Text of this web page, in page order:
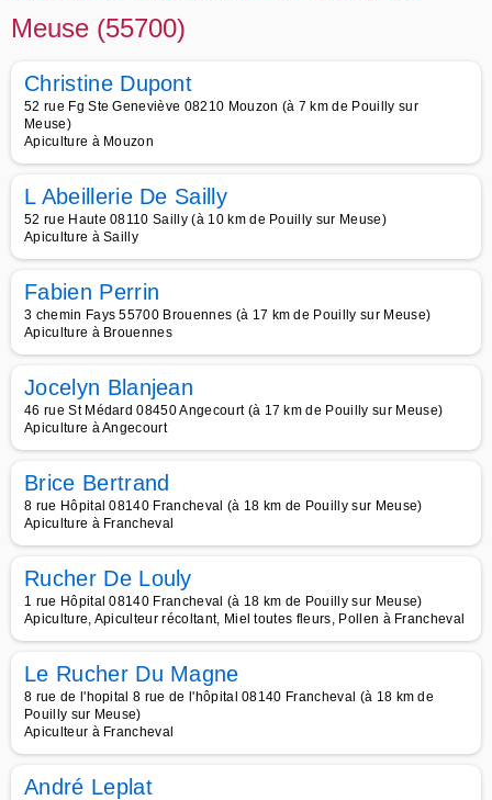
Meuse (55700)
Christine Dupont
52 rue Fg Ste Geneviève 08210 Mouzon (à 7 km de Pouilly sur
Meuse)
Apiculture à Mouzon
L Abeillerie De Sailly
52 rue Haute 08110 Sailly (à 10 km de Pouilly sur Meuse)
Apiculture à Sailly
Fabien Perrin
3 chemin Fays 55700 Brouennes (à 17 km de Pouilly sur Meuse)
Apiculture à Brouennes
Jocelyn Blanjean
46 rue St Médard 08450 Angecourt (à 17 km de Pouilly sur Meuse)
Apiculture à Angecourt
Brice Bertrand
8 rue Hôpital 08140 Francheval (à 18 km de Pouilly sur Meuse)
Apiculture à Francheval
Rucher De Louly
1 rue Hôpital 08140 Francheval (à 18 km de Pouilly sur Meuse)
Apiculture, Apiculteur récoltant, Miel toutes fleurs, Pollen à Francheval
Le Rucher Du Magne
8 rue de l'hopital 8 rue de l'hôpital 08140 Francheval (à 18 km de
Pouilly sur Meuse)
Apiculteur à Francheval
André Leplat